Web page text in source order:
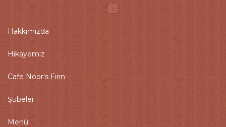
Hakkımızda
Hikayemiz
Cafe Noor's Fırın
Şubeler
Menü